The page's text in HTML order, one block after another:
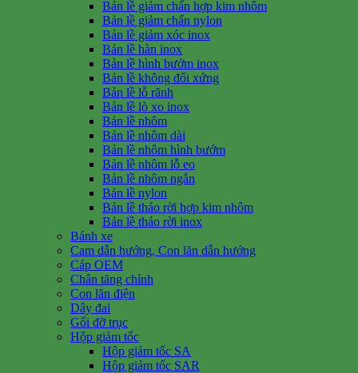
Bản lề giảm chấn hợp kim nhôm
Bản lề giảm chấn nylon
Bản lề giảm xóc inox
Bản lề hàn inox
Bản lề hình bướm inox
Bản lề không đối xứng
Bản lề lỗ rãnh
Bản lề lò xo inox
Bản lề nhôm
Bản lề nhôm dài
Bản lề nhôm hình bướm
Bản lề nhôm lỗ eo
Bản lề nhôm ngắn
Bản lề nylon
Bản lề tháo rời hợp kim nhôm
Bản lề tháo rời inox
Bánh xe
Cam dẫn hướng, Con lăn dẫn hướng
Cáp OEM
Chân tăng chỉnh
Con lăn điện
Dây đai
Gối đỡ trục
Hộp giảm tốc
Hộp giảm tốc SA
Hộp giảm tốc SAR